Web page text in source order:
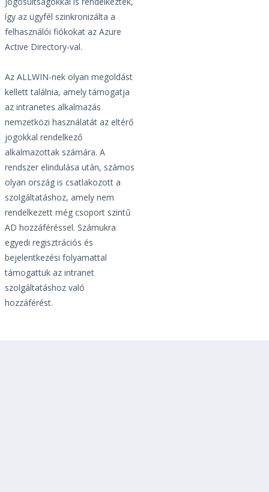
így az ügyfél szinkronizálta a
felhasználói fiókokat az Azure
Active Directory-val.
Az ALLWIN-nek olyan megoldást
kellett találnia, amely támogatja
az intranetes alkalmazás
nemzetközi használatát az eltérő
jogokkal rendelkező
alkalmazottak számára. A
rendszer elindulása után, számos
olyan ország is csatlakozott a
szolgáltatáshoz, amely nem
rendelkezett még csoport szintű
AD hozzáféréssel. Számukra
egyedi regisztrációs és
bejelentkezési folyamattal
támogattuk az intranet
szolgáltatáshoz való
hozzáférést.